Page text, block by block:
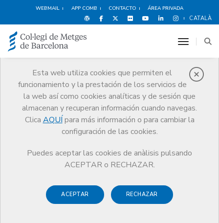
WEBMAIL APP COMB CONTACTO ÁREA PRIVADA
CATALÀ
Esta web utiliza cookies que permiten el
funcionamiento y la prestación de los servicios de
la web así como cookies analíticas y de sesión que
almacenan y recuperan información cuando navegas.
Clica AQUÍ para más información o para cambiar la
configuración de las cookies.
Puedes aceptar las cookies de anàlisis pulsando
ACEPTAR o RECHAZAR.
ACEPTAR RECHAZAR
toggle
Ventajas y
descuentos
Servicios Otros servicios
Ventajas y descuentos
Formación Personal
GRUPO CTO